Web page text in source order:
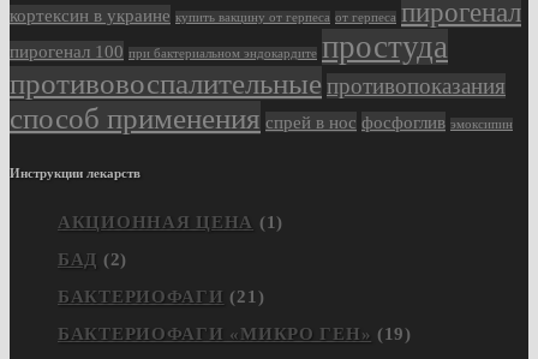
кортексин в украине купить вакцину от герпеса от герпеса пирогенал
пирогенал 100 при бактериальном эндокардите простуда
противовоспалительные противопоказания
способ применения спрей в нос фосфоглив эмоксипин
Инструкции лекарств
АКЦИОННАЯ ЦЕНА (1)
БАД (2)
БАКТЕРИОФАГИ (21)
БАКТЕРИОФАГИ «МИКРО ГЕН» (19)